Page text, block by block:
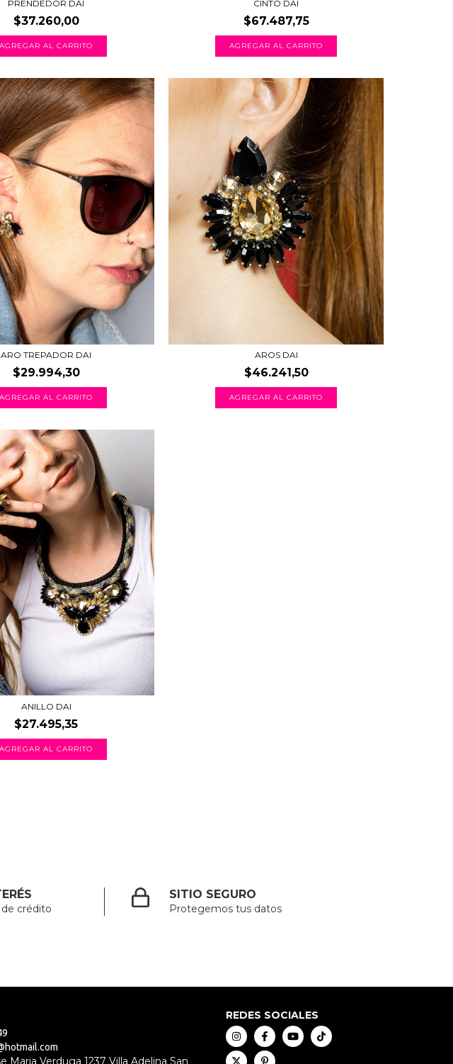
PRENDEDOR DAI
$37.260,00
CINTO DAI
$67.487,75
ARO TREPADOR DAI
$29.994,30
AROS DAI
$46.241,50
ANILLO DAI
$27.495,35
crédito
SITIO SEGURO
Protegemos tus datos
Maria Verduga 1237 Villa Adelina San
REDES SOCIALES